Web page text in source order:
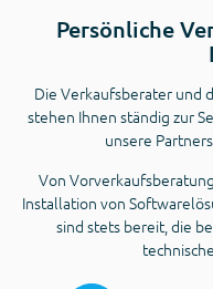
Persönliche
Die Verkaufsberater und
stehen Ihnen ständig zur
unsere
Von
Installation von
sind stets bereit, die